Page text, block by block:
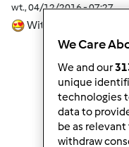
wt., 04/12/2016 - 07:27
Witam serdecznie w
Zaloguj
We Care
We and our
unique
technologies
data to
be as
withdraw